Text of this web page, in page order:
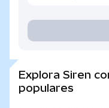
Explora Siren
populares